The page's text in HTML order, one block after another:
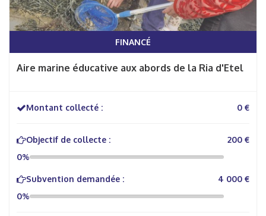
FINANCÉ
Aire marine éducative aux abords de la Ria d'Etel
Montant collecté : 0 €
Objectif de collecte :
200 €
0%
Subvention demandée :
4 000 €
0%